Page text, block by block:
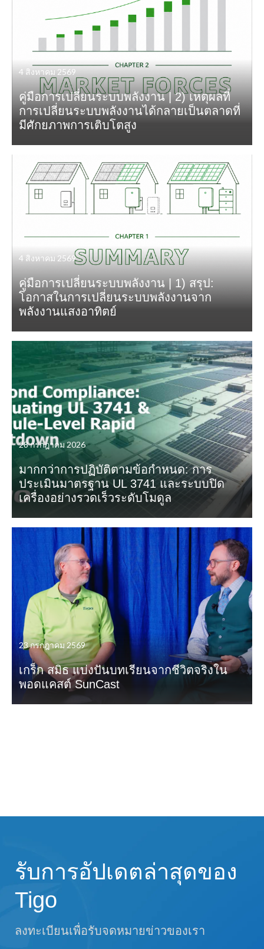
4 สิงหาคม 2569
คู่มือการเปลี่ยนระบบพลังงาน | 2) เหตุผลที่
การเปลี่ยนระบบพลังงานได้กลายเป็นตลาดที่
มีศักยภาพการเติบโตสูง
4 สิงหาคม 2569
คู่มือการเปลี่ยนระบบพลังงาน | 1) สรุป:
โอกาสในการเปลี่ยนระบบพลังงานจาก
พลังงานแสงอาทิตย์
28 กรกฎาคม 2026
มากกว่าการปฏิบัติตามข้อกำหนด: การ
ประเมินมาตรฐาน UL 3741 และระบบปิด
เครื่องอย่างรวดเร็วระดับโมดูล
23 กรกฎาคม 2569
เกร็ก สมิธ แบ่งปันบทเรียนจากชีวิตจริงใน
พอดแคสต์ SunCast
รับการอัปเดตล่าสุดของ
Tigo
ลงทะเบียนเพื่อรับจดหมายข่าวของเรา